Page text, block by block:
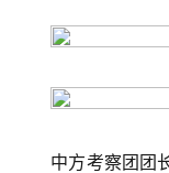
中方考察团团